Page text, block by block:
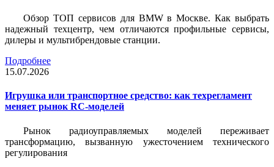
Обзор ТОП сервисов для BMW в Москве. Как выбрать
надежный техцентр, чем отличаются профильные сервисы,
дилеры и мультибрендовые станции.
Подробнее
15.07.2026
Игрушка или транспортное средство: как техрегламент
меняет рынок RC-моделей
Рынок радиоуправляемых моделей переживает
трансформацию, вызванную ужесточением технического
регулирования